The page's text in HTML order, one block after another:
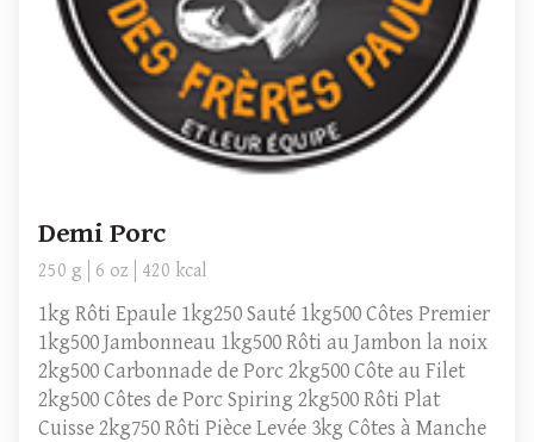
Demi Porc
250 g 6 oz 420 kcal
1kg Rôti Epaule 1kg250 Sauté 1kg500 Côtes Premier
1kg500 Jambonneau 1kg500 Rôti au Jambon la noix
2kg500 Carbonnade de Porc 2kg500 Côte au Filet
2kg500 Côtes de Porc Spiring 2kg500 Rôti Plat
Cuisse 2kg750 Rôti Pièce Levée 3kg Côtes à Manche